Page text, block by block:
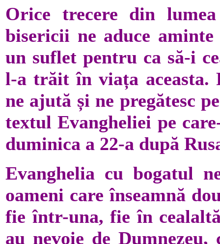
Orice trecere din
bisericii ne aduce
un suflet pentru ca să-i
l-a trăit în viața aceasta.
ne ajută și ne pregătesc
textul Evangheliei pe
duminica a 22-a după
Evanghelia cu bogatul
oameni care înseamnă
fie într-una, fie în
au nevoie de